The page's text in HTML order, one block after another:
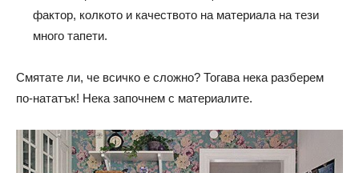
фактор, колкото и качеството на материала на тези
много тапети.
Смятате ли, че всичко е сложно? Тогава нека разберем
по-нататък! Нека започнем с материалите.